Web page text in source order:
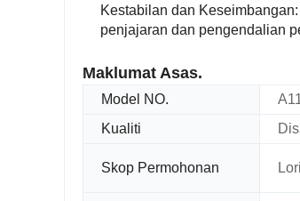
Kestabilan dan
penjajaran dan pengendalian
Maklumat Asas.
Model NO.
Kualiti
Skop Permohonan Lori